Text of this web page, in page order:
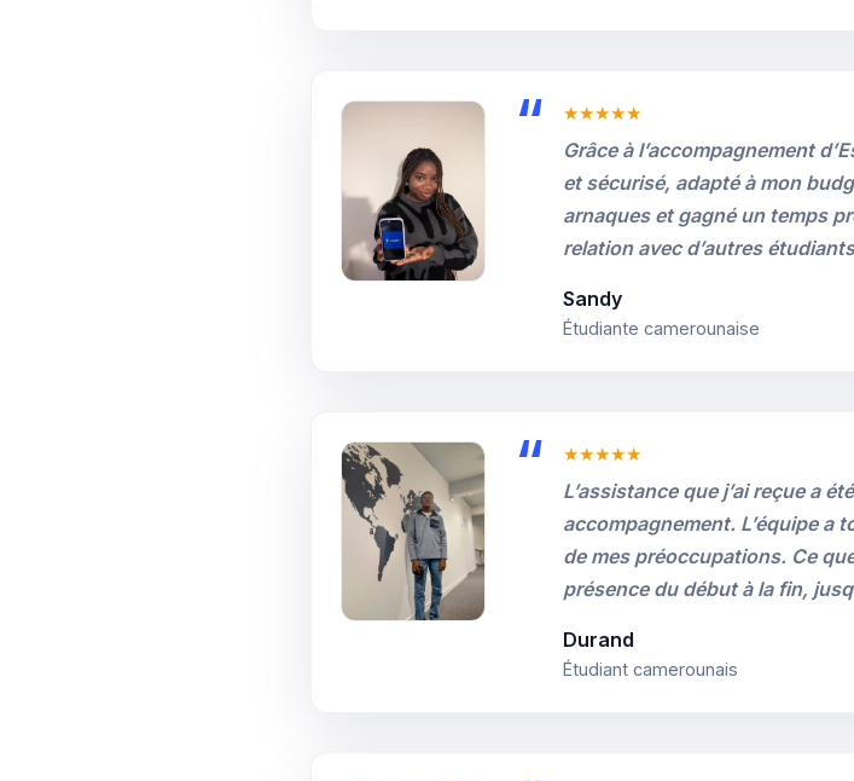
★★★★★
Grâce à l’accompagnement
et sécurisé, adapté à mon
arnaques et gagné un temps
relation avec d’autres
Sandy
Étudiante camerounaise
★★★★★
L’assistance que j’ai reçue a
accompagnement. L’équipe a
de mes préoccupations. Ce
présence du début à la fin,
Durand
Étudiant camerounais